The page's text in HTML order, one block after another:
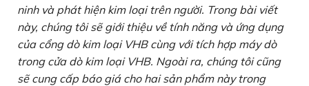
ninh và phát hiện kim loại trên người. Trong bài viết
này, chúng tôi sẽ giới thiệu về tính năng và ứng dụng
của cổng dò kim loại VHB cùng với tích hợp máy dò
trong cửa dò kim loại VHB. Ngoài ra, chúng tôi cũng
sẽ cung cấp báo giá cho hai sản phẩm này trong